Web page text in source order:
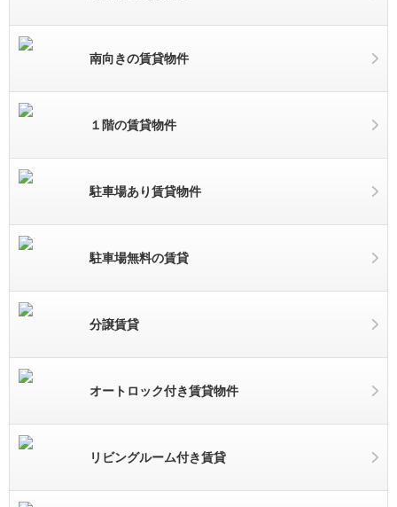
南向きの賃貸物件
１階の賃貸物件
駐車場あり賃貸物件
駐車場無料の賃貸
分譲賃貸
オートロック付き賃貸物件
リビングルーム付き賃貸